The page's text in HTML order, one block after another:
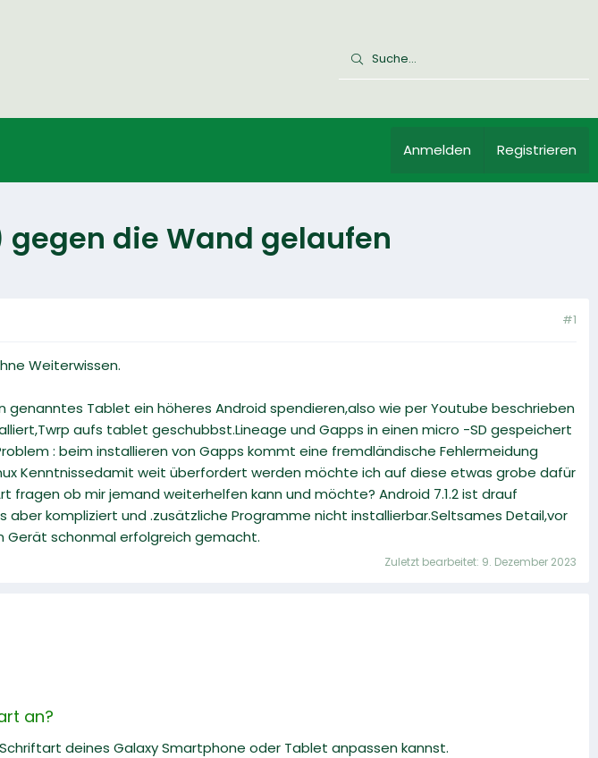
Anmelden Registrieren
gegen die Wand gelaufen
#1
Weiterwissen.
Tablet ein höheres Android spendieren,also wie per Youtube beschrieben
aufs tablet geschubbst.Lineage und Gapps in einen micro -SD gespeichert
: beim installieren von Gapps kommt eine fremdländische Fehlermeidung
Kenntnissedamit weit überfordert werden möchte ich auf diese etwas grobe dafür
ob mir jemand weiterhelfen kann und möchte? Android 7.1.2 ist drauf
kompliziert und .zusätzliche Programme nicht installierbar.Seltsames Detail,vor
Gerät schonmal erfolgreich gemacht.
Zuletzt bearbeitet: 9. Dezember 2023
an?
deines Galaxy Smartphone oder Tablet anpassen kannst.